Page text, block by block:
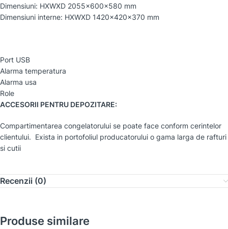
Dimensiuni: HXWXD 2055x600x580 mm
Dimensiuni interne: HXWXD 1420x420x370 mm
Port USB
Alarma temperatura
Alarma usa
Role
ACCESORII PENTRU DEPOZITARE:
Compartimentarea congelatorului se poate face conform cerintelor
clientului. Exista in portofoliul producatorului o gama larga de rafturi
si cutii
Recenzii (0)
Produse similare